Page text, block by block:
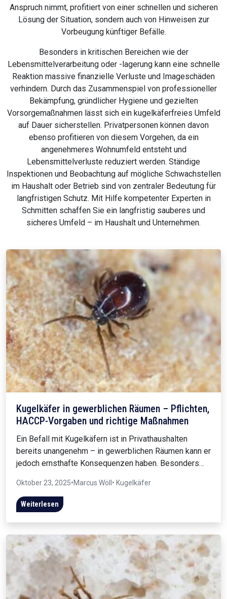
Anspruch nimmt, profitiert von einer schnellen und sicheren
Lösung der Situation, sondern auch von Hinweisen zur
Vorbeugung künftiger Befälle.
Besonders in kritischen Bereichen wie der
Lebensmittelverarbeitung oder -lagerung kann eine schnelle
Reaktion massive finanzielle Verluste und Imageschäden
verhindern. Durch das Zusammenspiel von professioneller
Bekämpfung, gründlicher Hygiene und gezielten
Vorsorgemaßnahmen lässt sich ein kugelkäferfreies Umfeld
auf Dauer sicherstellen. Privatpersonen können davon
ebenso profitieren von diesem Vorgehen, da ein
angenehmeres Wohnumfeld entsteht und
Lebensmittelverluste reduziert werden. Ständige
Inspektionen und Beobachtung auf mögliche Schwachstellen
im Haushalt oder Betrieb sind von zentraler Bedeutung für
langfristigen Schutz. Mit Hilfe kompetenter Experten in
Schmitten schaffen Sie ein langfristig sauberes und
sicheres Umfeld – im Haushalt und Unternehmen.
Kugelkäfer in gewerblichen Räumen – Pflichten,
HACCP-Vorgaben und richtige Maßnahmen
Ein Befall mit Kugelkäfern ist in Privathaushalten
bereits unangenehm – in gewerblichen Räumen kann er
jedoch ernsthafte Konsequenzen haben. Besonders…
Oktober 23, 2025•Marcus Wöll • Kugelkäfer
Weiterlesen